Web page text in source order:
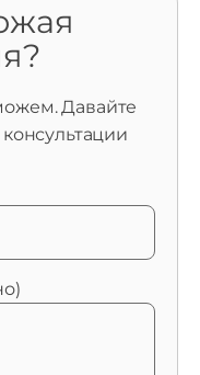
Давайте